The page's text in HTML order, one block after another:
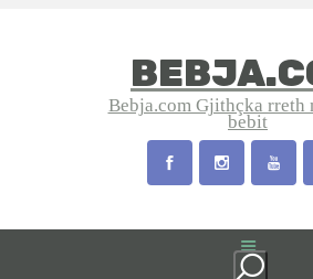
Bebja.com Gjithçka rreth
bebit